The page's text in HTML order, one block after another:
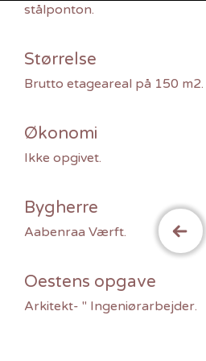
stålponton.
Størrelse
Brutto etageareal på 150 m2.
Økonomi
Ikke opgivet.
Bygherre
Aabenraa Værft.
Oestens opgave
Arkitekt- " Ingeniørarbejder.